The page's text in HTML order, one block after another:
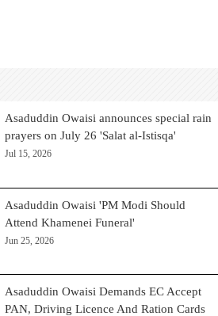
Asaduddin Owaisi announces special rain
prayers on July 26 'Salat al-Istisqa'
Jul 15, 2026
Asaduddin Owaisi 'PM Modi Should
Attend Khamenei Funeral'
Jun 25, 2026
Asaduddin Owaisi Demands EC Accept
PAN, Driving Licence And Ration Cards